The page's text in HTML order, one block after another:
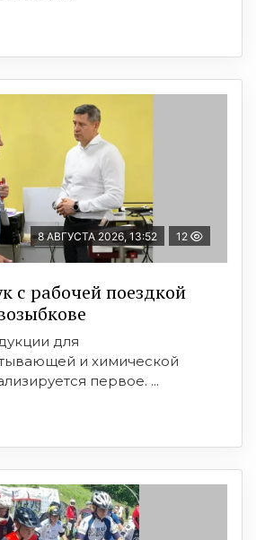
8 АВГУСТА 2026, 13:52 12
с рабочей поездкой
для
и химической
первое. ...